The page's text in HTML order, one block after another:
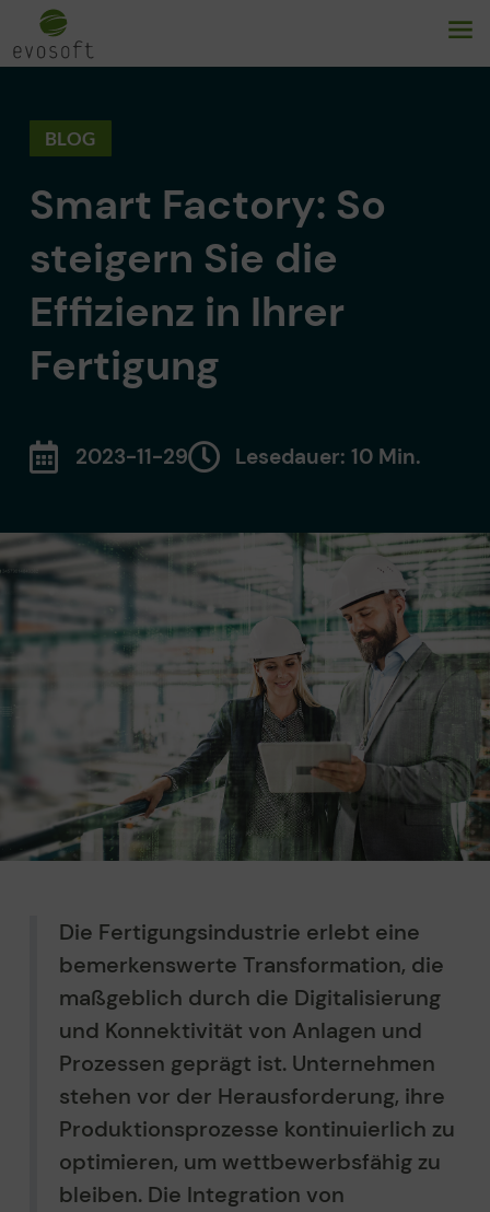
BLOG
Smart Factory: So
steigern Sie die
Effizienz in Ihrer
Fertigung
2023-11-29 Lesedauer: 10 Min.
Die Fertigungsindustrie erlebt eine
bemerkenswerte Transformation, die
maßgeblich durch die Digitalisierung
und Konnektivität von Anlagen und
Prozessen geprägt ist. Unternehmen
stehen vor der Herausforderung, ihre
Produktionsprozesse kontinuierlich zu
optimieren, um wettbewerbsfähig zu
bleiben. Die Integration von